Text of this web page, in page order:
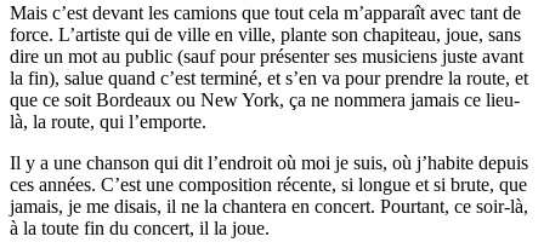
Mais c’est devant les camions que tout cela m’apparaît avec tant de
force. L’artiste qui de ville en ville, plante son chapiteau, joue, sans
dire un mot au public (sauf pour présenter ses musiciens juste avant
la fin), salue quand c’est terminé, et s’en va pour prendre la route, et
que ce soit Bordeaux ou New York, ça ne nommera jamais ce lieu-
là, la route, qui l’emporte.
Il y a une chanson qui dit l’endroit où moi je suis, où j’habite depuis
ces années. C’est une composition récente, si longue et si brute, que
jamais, je me disais, il ne la chantera en concert. Pourtant, ce soir-là,
à la toute fin du concert, il la joue.